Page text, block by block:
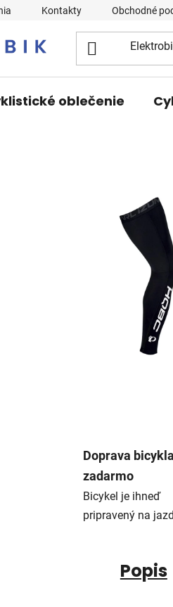
Kontakty Obchodné
oblečenie
Doprava bicykla
zadarmo
Bicykel je ihneď
pripravený na
Popis